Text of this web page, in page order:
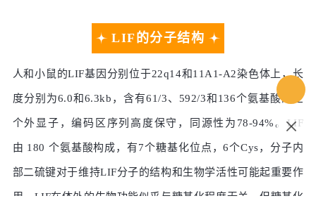
LIF的分子结构
人和小鼠的LIF基因分别位于22q14和11A1-A2染色体上，长
度分别为6.0和6.3kb，含有61/3、592/3和136个氨基酸的三
个外显子，编码区序列高度保守，同源性为78-94%。LIF
由 180 个氨基酸构成，有7个糖基化位点，6个Cys，分子内
部二硫键对于维持LIF分子的结构和生物学活性可能起重要作
用。LIF在体外的生物功能似乎与糖基化程度无关，但糖基化